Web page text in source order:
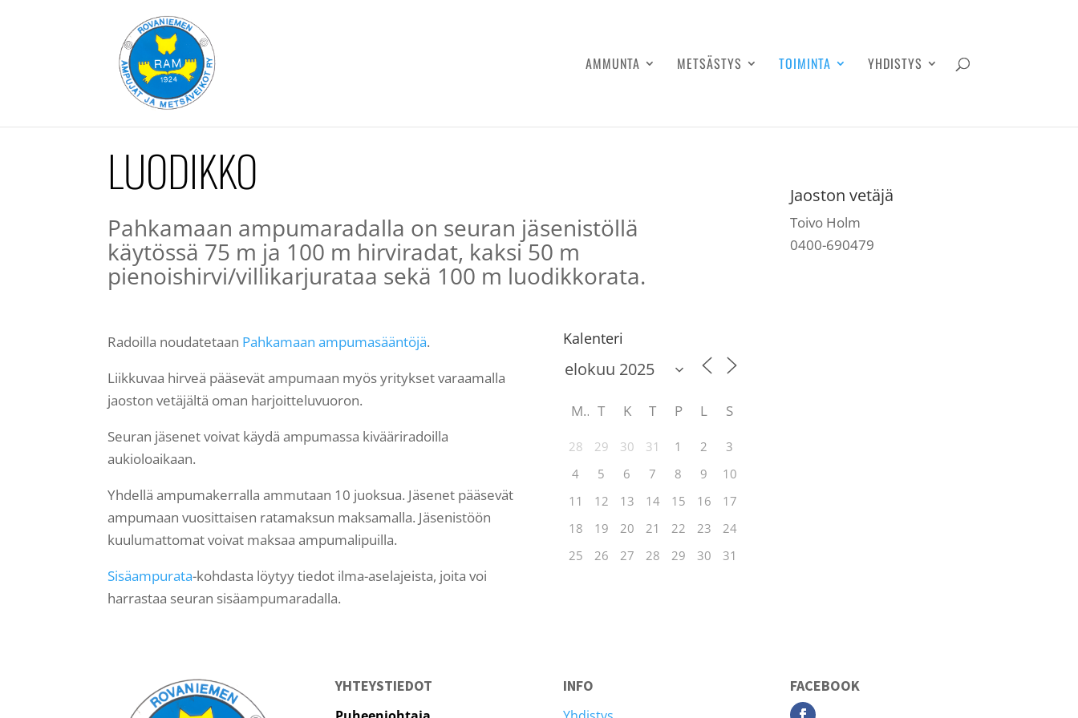
AMMUNTA METSÄSTYS TOIMINTA YHDISTYS
LUODIKKO
Pahkamaan ampumaradalla on seuran jäsenistöllä
käytössä 75 m ja 100 m hirviradat, kaksi 50 m
pienoishirvi/villikarjurataa sekä 100 m luodikkorata.
Jaoston vetäjä
Toivo Holm
0400-690479
Radoilla noudatetaan Pahkamaan ampumasääntöjä.
Liikkuvaa hirveä pääsevät ampumaan myös yritykset varaamalla
jaoston vetäjältä oman harjoitteluvuoron.
Seuran jäsenet voivat käydä ampumassa kivääriradoilla
aukioloaikaan.
Yhdellä ampumakerralla ammutaan 10 juoksua. Jäsenet pääsevät
ampumaan vuosittaisen ratamaksun maksamalla. Jäsenistöön
kuulumattomat voivat maksaa ampumalipuilla.
Sisäampurata-kohdasta löytyy tiedot ilma-aselajeista, joita voi
harrastaa seuran sisäampumaradalla.
Kalenteri
M T K T P L S
28 29 30 31 1 2
3
4
5 6 7 8 9
10
11
12 13 14 15 16
17
18
19 20 21 22 23
24
25
26 27 28 29 30 31
YHTEYSTIEDOT INFO FACEBOOK